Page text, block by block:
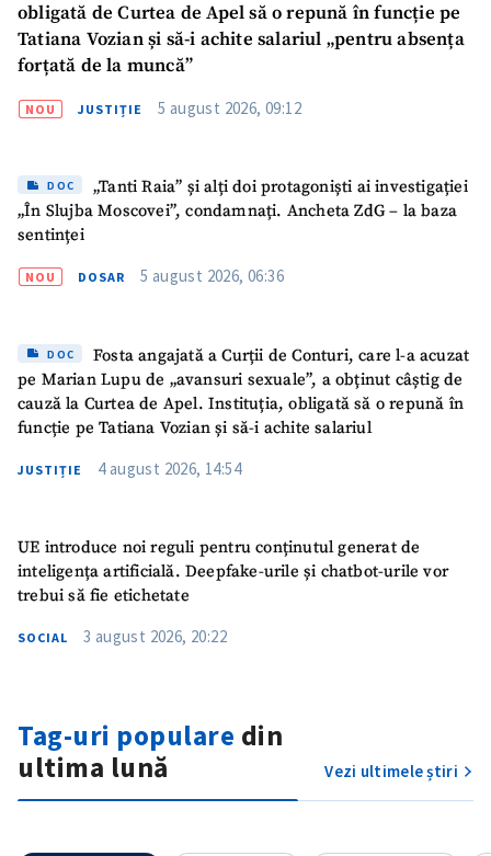
obligată de Curtea de Apel să o repună în funcție pe
Tatiana Vozian și să-i achite salariul „pentru absența
forțată de la muncă”
NOU JUSTIȚIE 5 august 2026, 09:12
DOC
„Tanti Raia” și alți doi protagoniști ai investigației
„În Slujba Moscovei”, condamnați. Ancheta ZdG – la baza
sentinței
NOU DOSAR 5 august 2026, 06:36
DOC
Fosta angajată a Curții de Conturi, care l-a acuzat
pe Marian Lupu de „avansuri sexuale”, a obținut câștig de
cauză la Curtea de Apel. Instituția, obligată să o repună în
funcție pe Tatiana Vozian și să-i achite salariul
JUSTIȚIE 4 august 2026, 14:54
UE introduce noi reguli pentru conținutul generat de
inteligența artificială. Deepfake-urile și chatbot-urile vor
trebui să fie etichetate
SOCIAL 3 august 2026, 20:22
Tag-uri populare din
ultima lună
Vezi ultimele știri